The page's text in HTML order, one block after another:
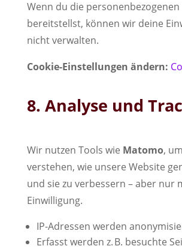
Wenn du die
bereitstellst, können wir deine
nicht verwalten.
Cookie-Einstellungen ändern:
8. Analyse und
Wir nutzen Tools wie Matomo,
verstehen, wie unsere Website
und sie zu verbessern – aber nur
Einwilligung.
IP-Adressen werden
Erfasst werden z. B. besuchte